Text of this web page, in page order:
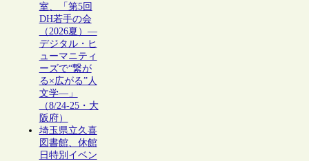
室、「第5回
DH若手の会
（2026夏）―
デジタル・ヒ
ューマニティ
ーズで“繋が
る×広がる”人
文学―」
（8/24-25・大
阪府）
埼玉県立久喜
図書館、休館
日特別イベン